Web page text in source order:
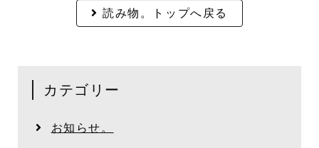
読み物。トップへ戻る
カテゴリー
お知らせ。